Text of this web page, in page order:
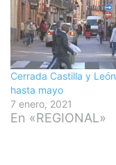
Cerrada Castilla y León
hasta mayo
7 enero, 2021
En «REGIONAL»